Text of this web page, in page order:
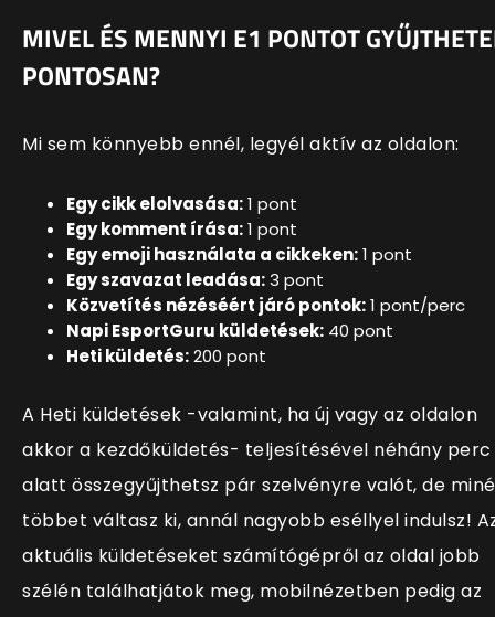
MIVEL ÉS MENNYI E1 PONTOT
PONTOSAN?
Mi sem könnyebb ennél, legyél aktív az oldalon:
Egy cikk elolvasása:1 pont
Egy komment írása:1 pont
Egy emoji használata a cikkeken:1 pont
Egy szavazat leadása:3 pont
Közvetítés nézéséért járó pontok:1 pont/perc
Napi EsportGuru küldetések: 40 pont
Heti küldetés:200 pont
A Heti küldetések -valamint, ha új vagy az oldalon
akkor a kezdőküldetés- teljesítésével néhány perc
alatt összegyűjthetsz pár szelvényre valót, de
többet váltasz ki, annál nagyobb eséllyel indulsz!
aktuális küldetéseket számítógépről az oldal jobb
szélén találhatjátok meg, mobilnézetben pedig az